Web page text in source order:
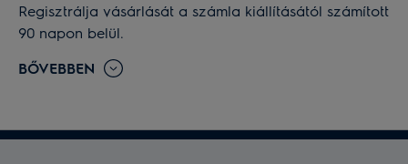
Regisztrálja vásárlását a számla kiállításától számított
90 napon belül.
BŐVEBBEN